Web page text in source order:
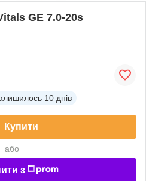
GE 7.0-20s
10 днів
Купити
або
з